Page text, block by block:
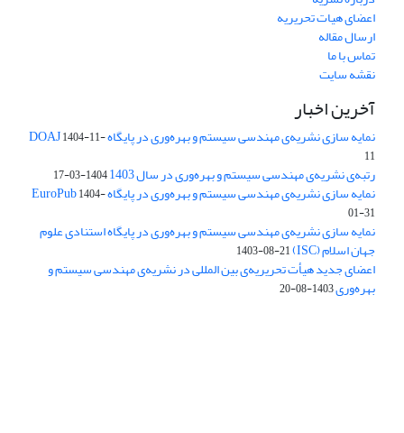
اعضای هیات تحریریه
ارسال مقاله
تماس با ما
نقشه سایت
آخرین اخبار
نمایه سازی نشریه‌ی مهندسی سیستم و بهره‌وری در پایگاه DOAJ1404-11-
11
رتبه‌ی نشریه‌ی مهندسی سیستم و بهره‌وری در سال 1403 1404-03-17
نمایه سازی نشریه‌ی مهندسی سیستم و بهره‌وری در پایگاه EuroPub1404-
01-31
نمایه سازی نشریه‌ی مهندسی سیستم و بهره‌وری در پایگاه استنادی علوم
جهان اسلام (ISC) 1403-08-21
اعضای جدید هیأت تحریریه‌ی بین المللی در نشریه‌ی مهندسی سیستم و
بهره‌وری1403-08-20